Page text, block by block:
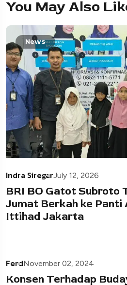
You May Also
News
Indra SiregarJuly 12, 2026
BRI BO Gatot Subroto
Jumat Berkah ke Panti
Ittihad Jakarta
FerdNovember 02, 2024
Konsen Terhadap